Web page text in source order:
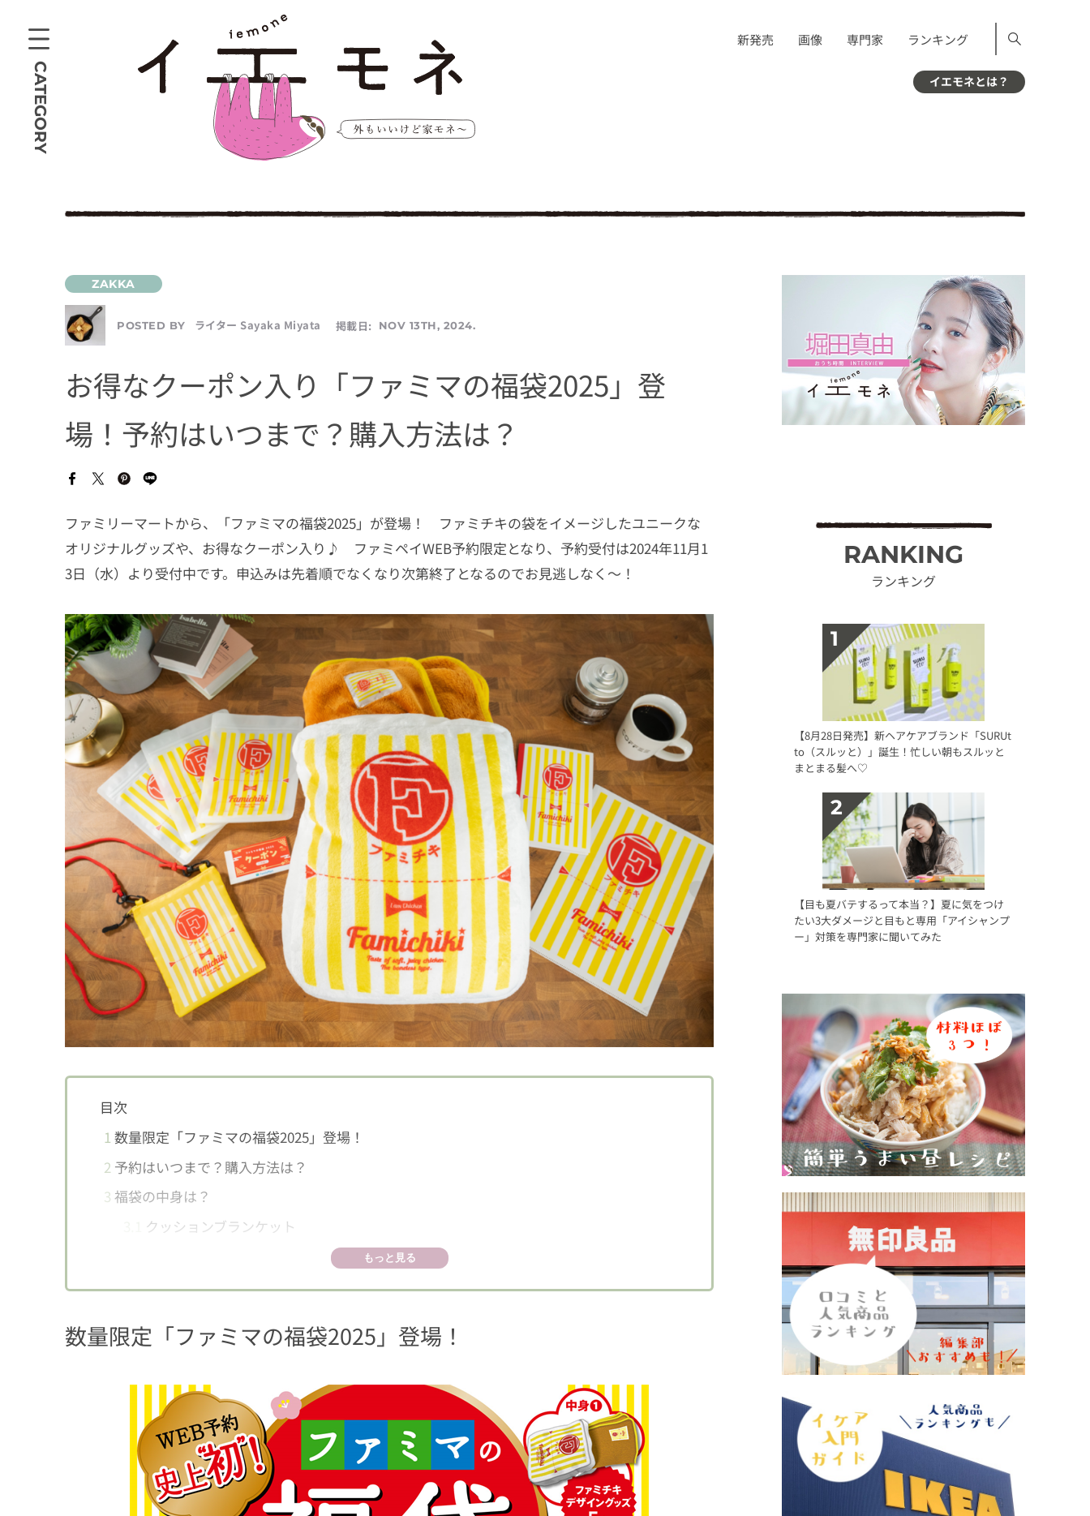
CATEGORY
新発売 画像 専門家 ランキング
イエモネとは？
POSTED BY ライター Sayaka Miyata 掲載日: NOV 13TH, 2024.
お得なクーポン入り「ファミマの福袋2025」登
場！予約はいつまで？購入方法は？
ファミリーマートから、「ファミマの福袋2025」が登場！ ファミチキの袋をイメージしたユニークな
オリジナルグッズや、お得なクーポン入り♪ ファミペイWEB予約限定となり、予約受付は2024年11月1
3日（水）より受付中です。申込みは先着順でなくなり次第終了となるのでお見逃しなく～！
目次
1 数量限定「ファミマの福袋2025」登場！
2 予約はいつまで？購入方法は？
3 福袋の中身は？
クッションブランケット
3.3ジッパーバッグ（3枚入り）
3.5クリアファイル（A4サイズ）
もっと見る
数量限定「ファミマの福袋2025」登場！
RANKING
ランキング
【8月28日発売】新ヘアケアブランド「SURUt
to（スルッと）」誕生！忙しい朝もスルッと
まとまる髪へ♡
【目も夏バテするって本当？】夏に気をつけ
たい3大ダメージと目もと専用「アイシャンプ
ー」対策を専門家に聞いてみた